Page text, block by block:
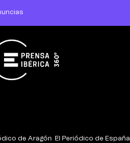
de Aragón
El Periódico de España